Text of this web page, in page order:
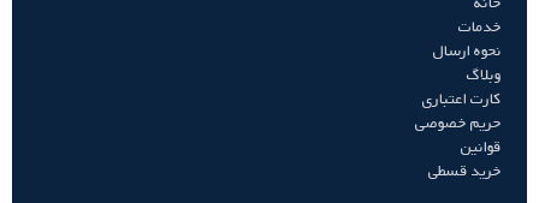
خدمات
نحوه ارسال
وبلاگ
کارت اعتباری
حریم خصوصی
قوانین
خرید قسطی